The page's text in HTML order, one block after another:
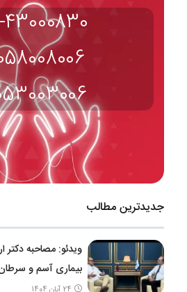
43000830
جدیدترین مطالب
ویدئو: مصاحبه دکتر
بیماری آسم و